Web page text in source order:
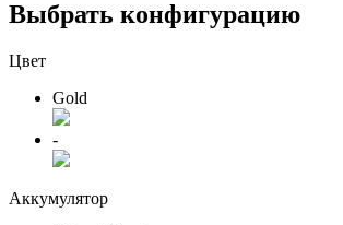
Выбрать конфигурацию
Цвет
Gold
-
Аккумулятор